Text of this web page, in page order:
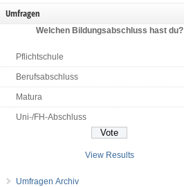
Umfragen
Welchen Bildungsabschluss hast du?
Pflichtschule
Berufsabschluss
Matura
Uni-/FH-Abschluss
View Results
Umfragen Archiv